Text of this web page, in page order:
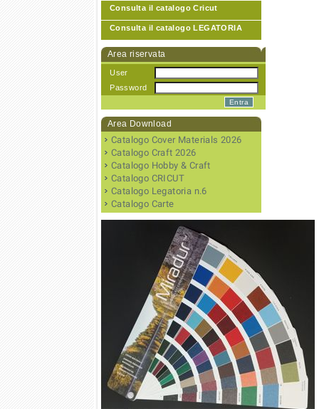
Consulta il catalogo Cricut
Consulta il catalogo LEGATORIA
Area riservata
User
Password
Area Download
Catalogo Cover Materials 2026
Catalogo Craft 2026
Catalogo Hobby & Craft
Catalogo CRICUT
Catalogo Legatoria n.6
Catalogo Carte